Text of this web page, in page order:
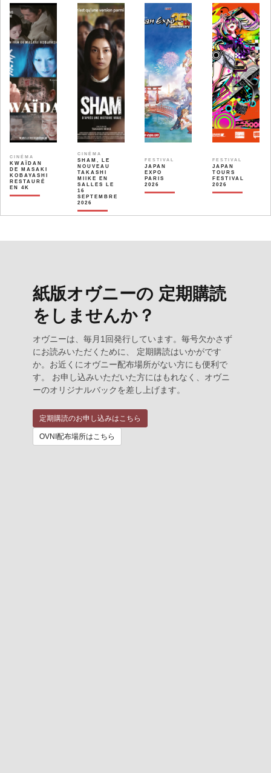
CINÉMA
KWAÏDAN
DE MASAKI
KOBAYASHI
RESTAURÉ
EN 4K
CINÉMA
SHAM, LE
NOUVEAU
TAKASHI
MIIKE EN
SALLES LE
16
SEPTEMBRE
2026
FESTIVAL
JAPAN
EXPO
PARIS
2026
FESTIVAL
JAPAN
TOURS
FESTIVAL
2026
紙版オヴニーの 定期購読
をしませんか？
オヴニーは、毎月1回発行しています。毎号欠かさず
にお読みいただくために、 定期購読はいかがです
か。お近くにオヴニー配布場所がない方にも便利で
す。 お申し込みいただいた方にはもれなく、オヴニ
ーのオリジナルバックを差し上げます。
定期購読のお申し込みはこちら
OVNI配布場所はこちら